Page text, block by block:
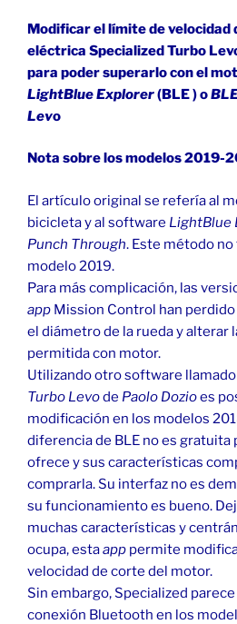
Modificar el límite de velocidad
eléctrica Specialized Turbo
para poder superarlo con el
LightBlue Explorer(BLE ) o
Levo
Nota sobre los modelos 2019-
El artículo original se refería al
bicicleta y al software LightBlue
Punch Through. Este método
modelo 2019.
Para más complicación, las
app Mission Control han
el diámetro de la rueda y alterar
permitida con motor.
Utilizando otro software llamado
Turbo Levode Paolo Dozioes
modificación en los modelos
diferencia de BLE no es gratuita
ofrece y sus características
comprarla. Su interfaz no es
su funcionamiento es bueno.
muchas características y
ocupa, estaapp permite
velocidad de corte del motor.
Sin embargo, Specialized
conexión Bluetooth en los